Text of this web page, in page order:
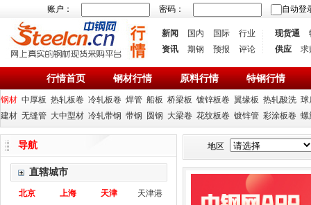
账户： 密码： 自动登
新闻 国内 国际
行业
资讯
期钢 预报 评论
现货通
供应
求
行情首页 钢材行情 原料行情 特钢行情
钢材 中厚板 热轧板卷 冷轧板卷 焊管 船板 桥梁板 镀锌板卷 翼缘板 热轧酸洗 球
建材 无缝管 大中型材 冷轧带钢 带钢 圆钢 大梁卷 花纹板卷 镀锌管 彩涂板卷 螺
导航
直辖城市
北京 上海 天津
天津港
地区